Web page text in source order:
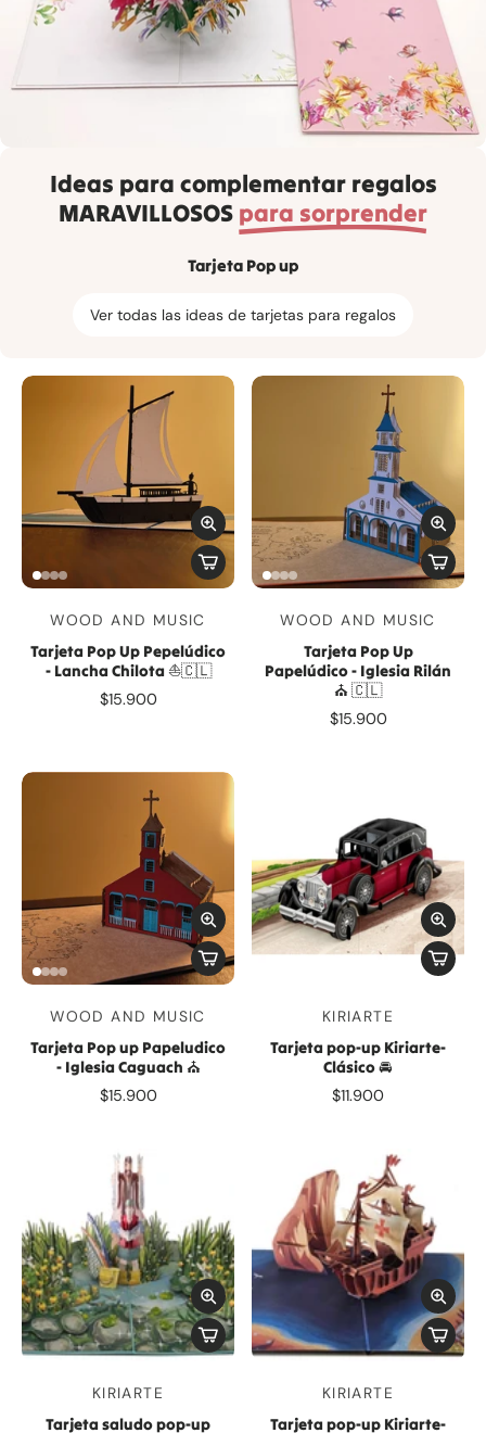
Ideas para complementar regalos
MARAVILLOSOS para sorprender
Tarjeta Pop up
Ver todas las ideas de tarjetas para regalos
WOOD AND MUSIC
Tarjeta Pop Up Pepelúdico
- Lancha Chilota ⛵️🇨🇱
$15.900
WOOD AND MUSIC
Tarjeta Pop Up
Papelúdico - Iglesia Rilán
⛪️ 🇨🇱
$15.900
WOOD AND MUSIC
Tarjeta Pop up Papeludico
- Iglesia Caguach ⛪️
$15.900
KIRIARTE
Tarjeta pop-up Kiriarte-
Clásico 🚘
$11.900
KIRIARTE
Tarjeta saludo pop-up
KIRIARTE
Tarjeta pop-up Kiriarte-